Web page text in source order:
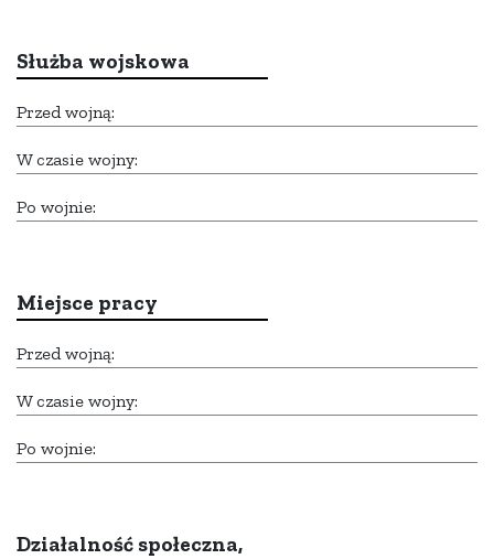
Służba wojskowa
Przed wojną:
W czasie wojny:
Po wojnie:
Miejsce pracy
Przed wojną:
W czasie wojny:
Po wojnie:
Działalność społeczna,